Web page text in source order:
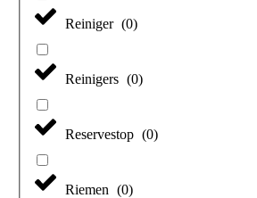
Reiniger (0)
Reinigers (0)
Reservestop (0)
Riemen (0)